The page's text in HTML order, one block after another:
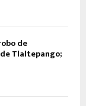
de
Tlaltepango;